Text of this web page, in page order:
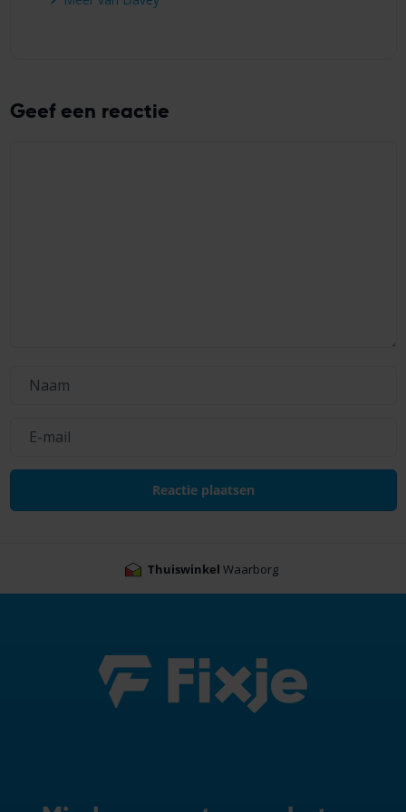
Geef een reactie
Thuiswinkel Waarborg